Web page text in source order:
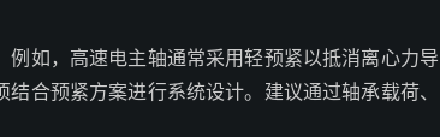
如，高速电主轴通常采用轻预紧以抵消离心力导
合预紧方案进行系统设计。建议通过轴承载荷、